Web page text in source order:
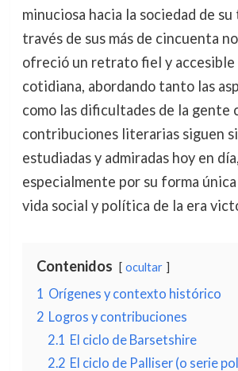
minuciosa hacia la sociedad de
través de sus más de cincuenta
ofreció un retrato fiel y accesible
cotidiana, abordando tanto las
como las dificultades de la gente
contribuciones literarias siguen
estudiadas y admiradas hoy en día,
especialmente por su forma
vida social y política de la era
Contenidos ocultar
1 Orígenes y contexto histórico
2 Logros y contribuciones
2.1 El ciclo de Barsetshire
2.2 El ciclo de Palliser (o serie